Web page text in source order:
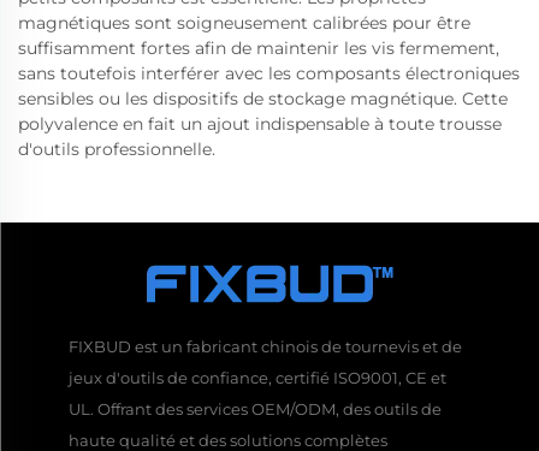
magnétiques sont soigneusement calibrées pour être
suffisamment fortes afin de maintenir les vis fermement,
sans toutefois interférer avec les composants électroniques
sensibles ou les dispositifs de stockage magnétique. Cette
polyvalence en fait un ajout indispensable à toute trousse
d'outils professionnelle.
FIXBUD est un fabricant chinois de tournevis et de
jeux d'outils de confiance, certifié ISO9001, CE et
UL. Offrant des services OEM/ODM, des outils de
haute qualité et des solutions complètes